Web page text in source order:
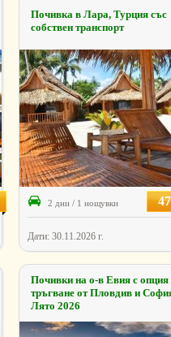
Почивка в Лара, Турция със
собствен транспорт
2 дни / 1 нощувки
Дати: 30.11.2026 г.
Почивки на о-в Евия с опция
тръгване от Пловдив и
Лято 2026